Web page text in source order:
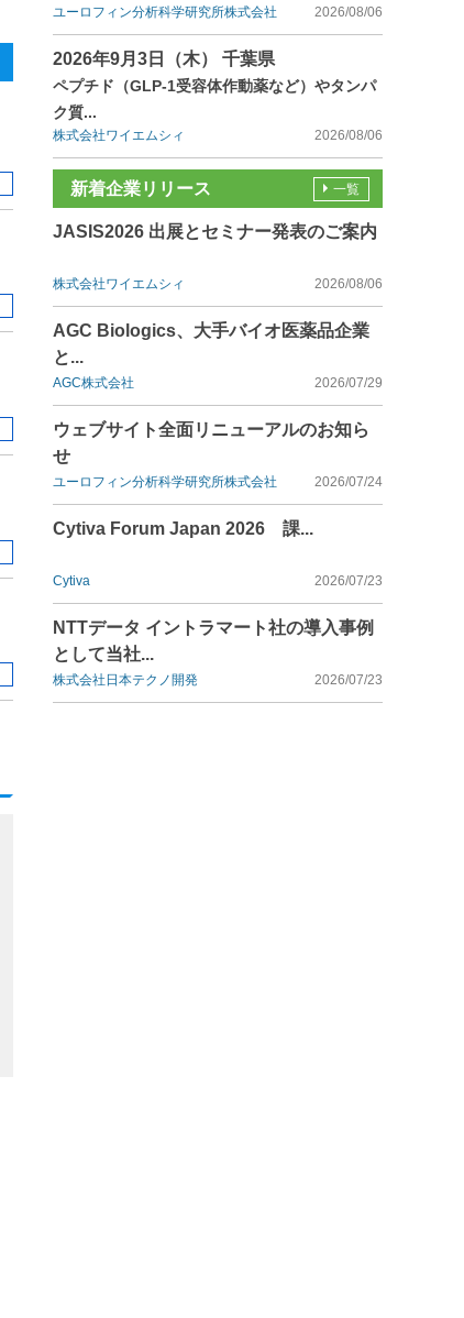
ユーロフィン分析科学研究所株式会社 2026/08/06
2026年9月3日（木） 千葉県
ペプチド（GLP-1受容体作動薬など）やタンパ
ク質...
株式会社ワイエムシィ 2026/08/06
新着企業リリース
JASIS2026 出展とセミナー発表のご案内
株式会社ワイエムシィ 2026/08/06
AGC Biologics、大手バイオ医薬品企業
と...
AGC株式会社 2026/07/29
ウェブサイト全面リニューアルのお知ら
せ
ユーロフィン分析科学研究所株式会社 2026/07/24
Cytiva Forum Japan 2026 課...
Cytiva 2026/07/23
NTTデータ イントラマート社の導入事例
として当社...
株式会社日本テクノ開発 2026/07/23
一覧